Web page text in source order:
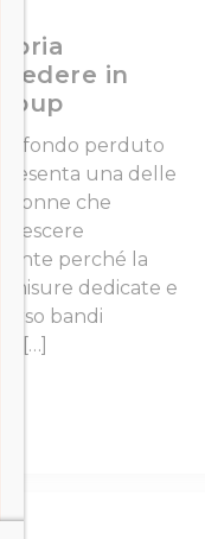
in
Il fondo perduto
una delle
donne che
perché la
misure dedicate e
bandi
[…]